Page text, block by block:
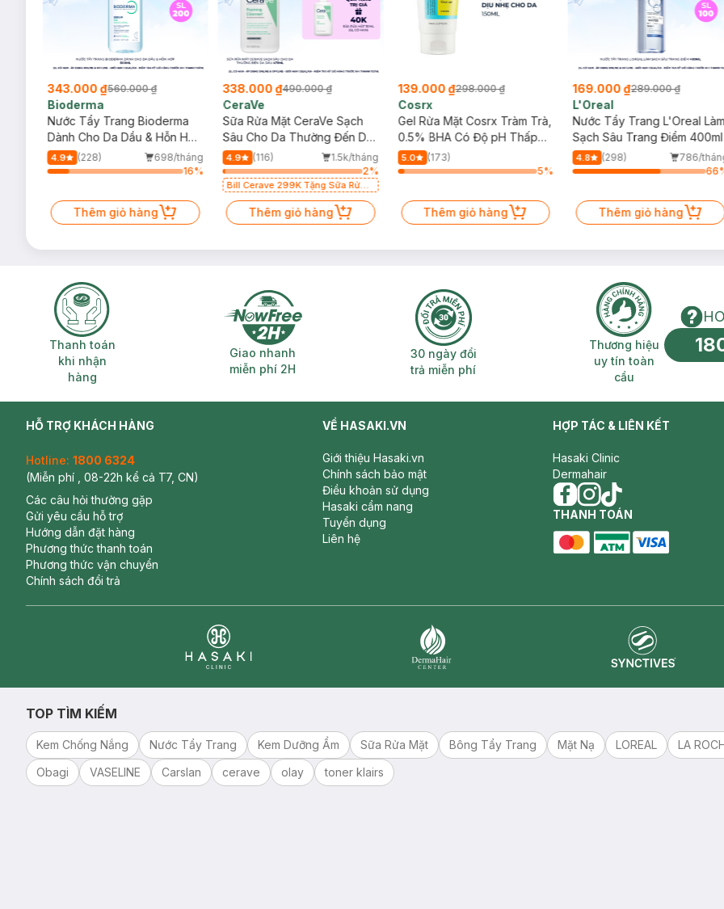
343.000 ₫560.000 ₫
Bioderma
Nước Tẩy Trang Bioderma
Dành Cho Da Dầu & Hỗn Hợp
500ml
4.9 (228)
698/tháng
16%
Thêm giỏ hàng
338.000 ₫490.000 ₫
CeraVe
Sữa Rửa Mặt CeraVe Sạch
Sâu Cho Da Thường Đến Da
Dầu 473ml
4.9 (116)
1.5k/tháng
2%
Bill Cerave 299K Tặng Sữa Rửa
Mặt Cerave 30ml (SL có hạn)
Thêm giỏ hàng
139.000 ₫298.000 ₫
Cosrx
Gel Rửa Mặt Cosrx Tràm Trà,
0.5% BHA Có Độ pH Thấp
150ml
5.0
(173)
5%
Thêm giỏ hàng
169.000 ₫289.000 ₫
L'Oreal
Nước Tẩy Trang L'Oreal Làm
Sạch Sâu Trang Điểm 400ml
4.8 (298)
786/
66
Thêm giỏ hàng
Thanh toán khi nhận hàng
Thanh toán
khi nhận
hàng
Giao nhanh miễn phí 2H
Giao nhanh
miễn phí 2H
30 ngày đổi trả miễn phí
30 ngày đổi
trả miễn phí
Thương hiệu uy
Thương hiệu
uy tín toàn
cầu
HỖ TRỢ KHÁCH HÀNG
Hotline: 1800 6324
(Miễn phí , 08-22h kể cả T7, CN)
Các câu hỏi thường gặp
Gửi yêu cầu hỗ trợ
Hướng dẫn đặt hàng
Phương thức thanh toán
Phương thức vận chuyển
Chính sách đổi trả
VỀ HASAKI.VN
Giới thiệu Hasaki.vn
Chính sách bảo mật
Điều khoản sử dụng
Hasaki cẩm nang
Tuyển dụng
Liên hệ
HỢP TÁC & LIÊN KẾT
Hasaki Clinic
Dermahair
facebook
instagram
tiktok
THANH TOÁN
TOP TÌM KIẾM
Kem Chống Nắng Nước Tẩy Trang Kem Dưỡng Ẩm Sữa Rửa Mặt Bông Tẩy Trang Mặt Nạ LOREAL LA
Obagi
VASELINE Carslan cerave olay toner klairs